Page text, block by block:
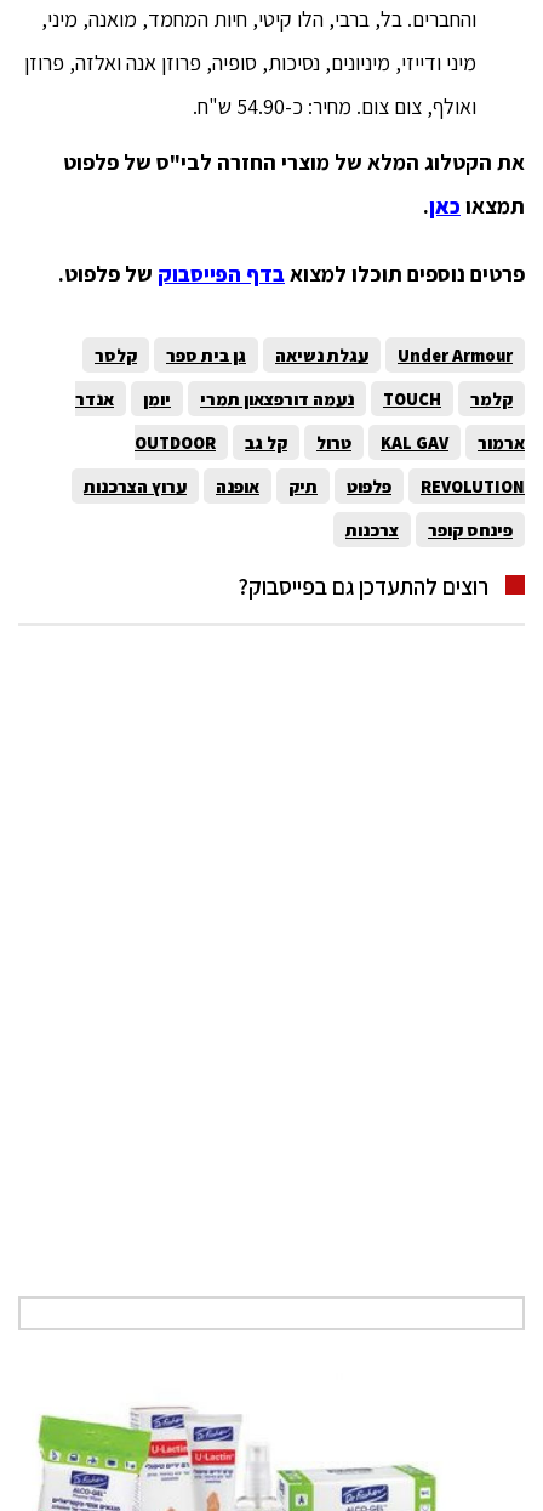
והחברים. בל, ברבי, הלו קיטי, חיות המחמד, מואנה, מיני,
מיני ודייזי, מיניונים, נסיכות, סופיה, פרוזן אנה ואלזה, פרוזן
ואולף, צום צום. מחיר: כ-54.90 ש"ח.
את הקטלוג המלא של מוצרי החזרה לבי"ס של פלפוט
תמצאו כאן.
פרטים נוספים תוכלו למצואבדף הפייסבוק של פלפוט.
Under Armour עגלת נשיאה גן בית ספר
קלסר
קלמר
TOUCH נעמה דורפצאון תמרי יומן
אנדר
ארמור
KAL GAV טרול קל גב
OUTDOOR
REVOLUTION
פלפוט תיק אופנה
ערוץ הצרכנות
פינחס קופר
צרכנות
רוצים להתעדכן גם בפייסבוק?